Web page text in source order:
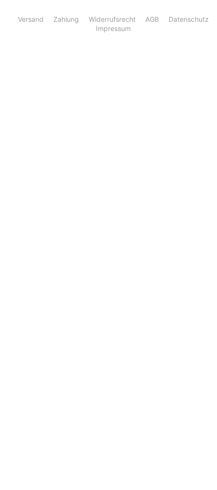
Versand Zahlung Widerrufsrecht AGB
Datenschutz
Impressum